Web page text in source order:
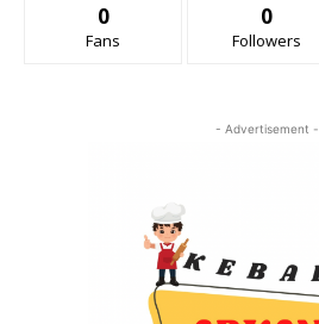
0
Fans
0
Followers
- Advertisement -